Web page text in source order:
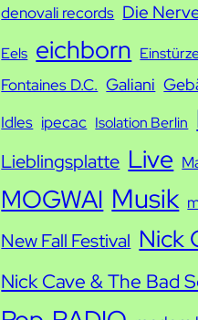
denovali records Die
Eels eichborn
Fontaines D.C. Galiani
Idles ipecac Isolation Berlin
Lieblingsplatte Live
MOGWAI Musik
New Fall Festival Nick
Nick Cave & The Bad